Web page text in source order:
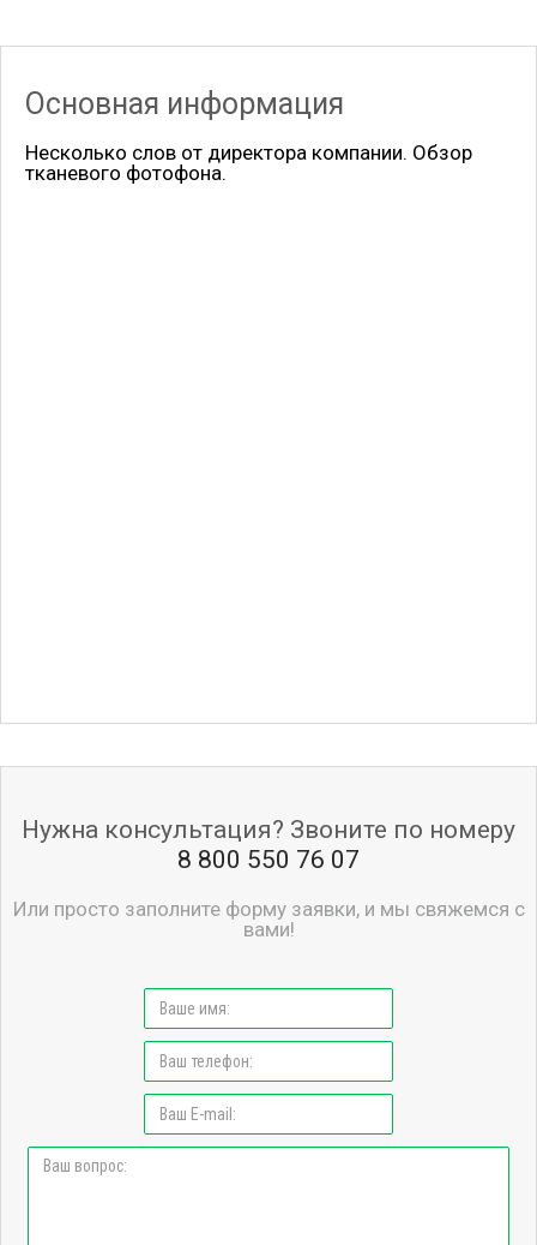
Основная информация
Несколько слов от директора компании. Обзор
тканевого фотофона.
Нужна консультация? Звоните по номеру
8 800 550 76 07
Или просто заполните форму заявки, и мы свяжемся с
вами!